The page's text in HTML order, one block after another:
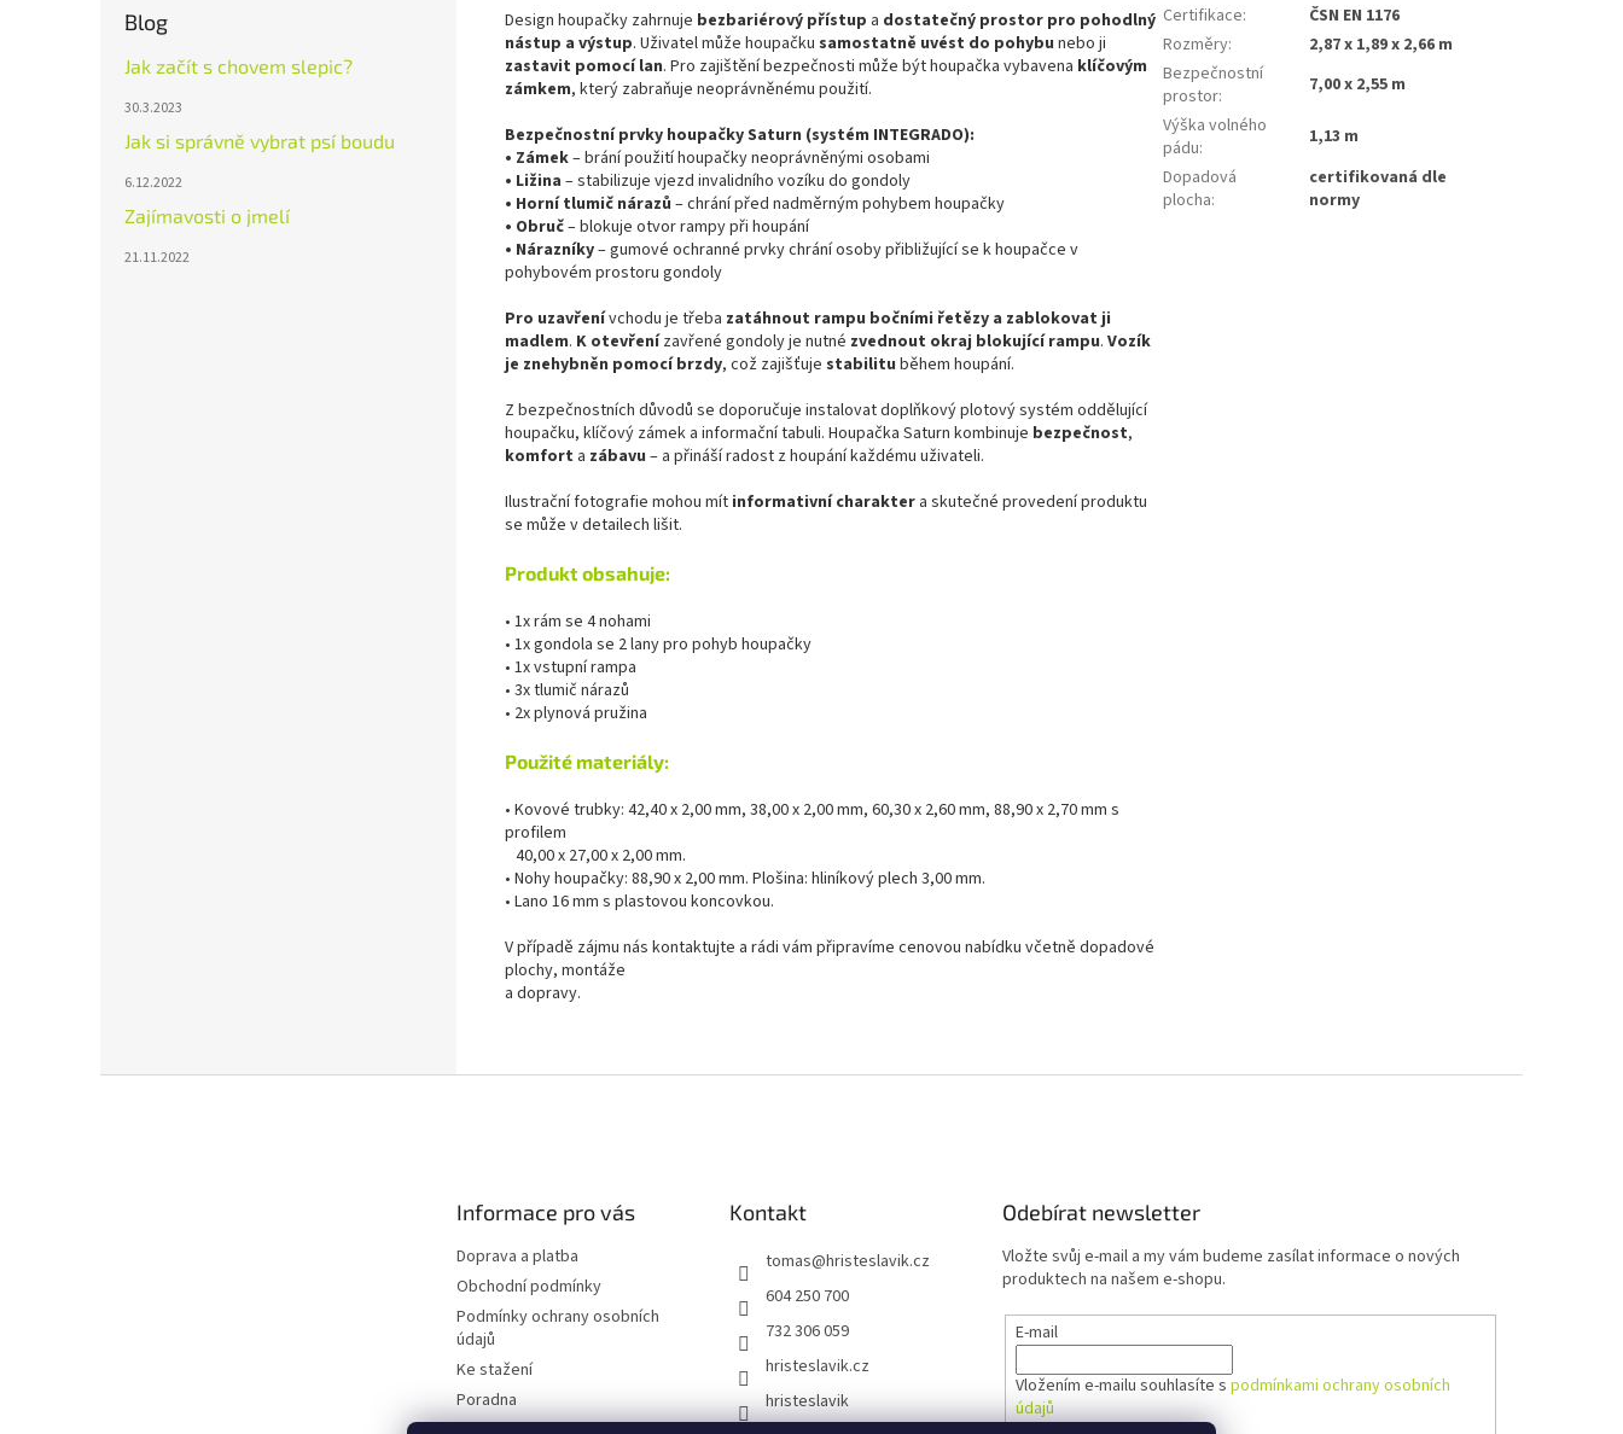
Blog
Jak začít s chovem slepic?
30.3.2023
Jak si správně vybrat psí boudu
6.12.2022
Zajímavosti o jmelí
21.11.2022
Design houpačky zahrnuje bezbariérový přístup a dostatečný prostor pro pohodlný
nástup a výstup. Uživatel může houpačku samostatně uvést do pohybu nebo ji
zastavit pomocí lan. Pro zajištění bezpečnosti může být houpačka vybavena klíčovým
zámkem, který zabraňuje neoprávněnému použití.
Bezpečnostní prvky houpačky Saturn (systém INTEGRADO):
• Zámek– brání použití houpačky neoprávněnými osobami
• Ližina – stabilizuje vjezd invalidního vozíku do gondoly
• Horní tlumič nárazů – chrání před nadměrným pohybem houpačky
• Obruč– blokuje otvor rampy při houpání
• Nárazníky– gumové ochranné prvky chrání osoby přibližující se k houpačce v
pohybovém prostoru gondoly
Pro uzavřenívchodu je třeba zatáhnout rampu bočními řetězy a zablokovat ji
madlem. K otevřenízavřené gondoly je nutné zvednout okraj blokující rampu. Vozík
je znehybněn pomocí brzdy, což zajišťuje stabilitu během houpání.
Z bezpečnostních důvodů se doporučuje instalovat doplňkový plotový systém oddělující
houpačku, klíčový zámek a informační tabuli. Houpačka Saturn kombinuje bezpečnost,
komfort a zábavu – a přináší radost z houpání každému uživateli.
Ilustrační fotografie mohou mít informativní charakter a skutečné provedení produktu
se může v detailech lišit.
Produkt obsahuje:
• 1x rám se 4 nohami
• 1x gondola se 2 lany pro pohyb houpačky
• 1x vstupní rampa
• 3x tlumič nárazů
• 2x plynová pružina
Použité materiály:
• Kovové trubky: 42,40 x 2,00 mm, 38,00 x 2,00 mm, 60,30 x 2,60 mm, 88,90 x 2,70 mm s
profilem
40,00 x 27,00 x 2,00 mm.
• Nohy houpačky: 88,90 x 2,00 mm. Plošina: hliníkový plech 3,00 mm.
• Lano 16 mm s plastovou koncovkou.
V případě zájmu nás kontaktujte a rádi vám připravíme cenovou nabídku včetně dopadové
plochy, montáže
a dopravy.
Certifikace:
ČSN EN 1176
Rozměry:
2,87 x 1,89 x 2,66 m
Bezpečnostní
prostor:
7,00 x 2,55 m
Výška volného
pádu:
1,13 m
Dopadová
plocha:
certifikovaná dle
normy
Informace pro vás
Doprava a platba
Obchodní podmínky
Podmínky ochrany osobních
údajů
Ke stažení
Poradna
Kontakt
tomas@hristeslavik.cz
604 250 700
732 306 059
hristeslavik.cz
hristeslavik
Odebírat newsletter
Vložte svůj e-mail a my vám budeme zasílat informace o nových
produktech na našem e-shopu.
E-mail
Vložením e-mailu souhlasíte spodmínkami ochrany osobních
údajů